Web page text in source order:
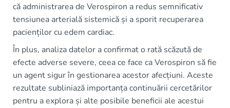
că administrarea de Verospiron a redus semnificativ
tensiunea arterială sistemică și a sporit recuperarea
pacienților cu edem cardiac.
În plus, analiza datelor a confirmat o rată scăzută de
efecte adverse severe, ceea ce face ca Verospiron să fie
un agent sigur în gestionarea acestor afecțiuni. Aceste
rezultate subliniază importanța continuării cercetărilor
pentru a explora și alte posibile beneficii ale acestui